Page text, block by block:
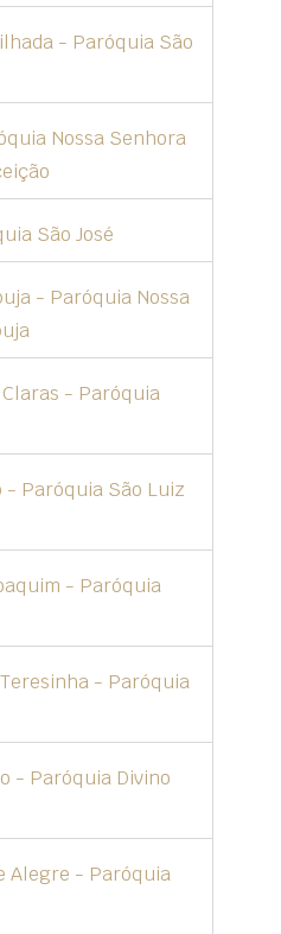
- Paróquia São
Nossa Senhora
São José
- Paróquia Nossa
Claras - Paróquia
- Paróquia São Luiz
- Paróquia
Teresinha - Paróquia
- Paróquia Divino
Alegre - Paróquia